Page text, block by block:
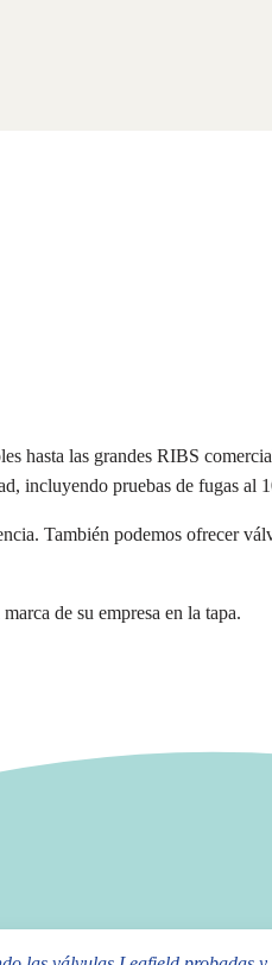
hasta las grandes RIBS
incluyendo pruebas de fugas al
También podemos ofrecer
de su empresa en la tapa.